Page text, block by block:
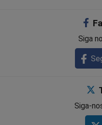
Siga
Siga-